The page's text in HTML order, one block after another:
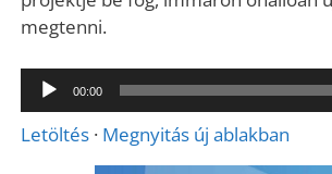
megtenni.
Audió
lejátszó
00:00
Letöltés · Megnyitás új ablakban